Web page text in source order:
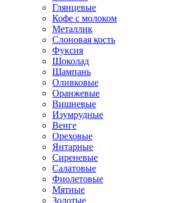
Глянцевые
Кофе с молоком
Металлик
Слоновая кость
Фуксия
Шоколад
Шампань
Оливковые
Оранжевые
Вишневые
Изумрудные
Венге
Ореховые
Янтарные
Сиреневые
Салатовые
Фиолетовые
Мятные
Золотые